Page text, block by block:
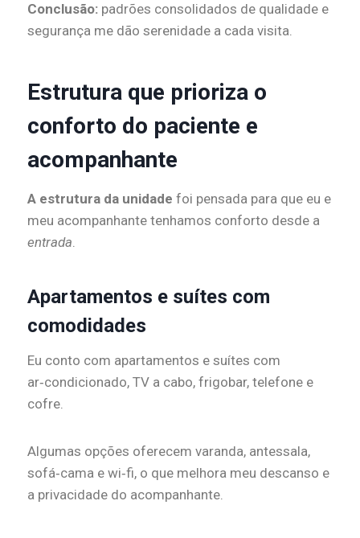
Conclusão: padrões consolidados de qualidade e
segurança me dão serenidade a cada visita.
Estrutura que prioriza o
conforto do paciente e
acompanhante
A estrutura da unidade foi pensada para que eu e
meu acompanhante tenhamos conforto desde a
entrada.
Apartamentos e suítes com
comodidades
Eu conto com apartamentos e suítes com
ar‑condicionado, TV a cabo, frigobar, telefone e
cofre.
Algumas opções oferecem varanda, antessala,
sofá‑cama e wi‑fi, o que melhora meu descanso e
a privacidade do acompanhante.